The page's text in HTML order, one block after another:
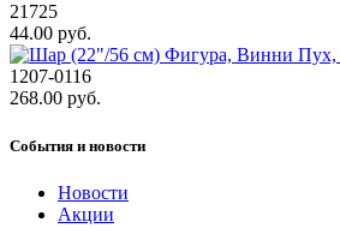
21725
44.00 руб.
1207-0116
268.00 руб.
События и новости
Новости
Акции